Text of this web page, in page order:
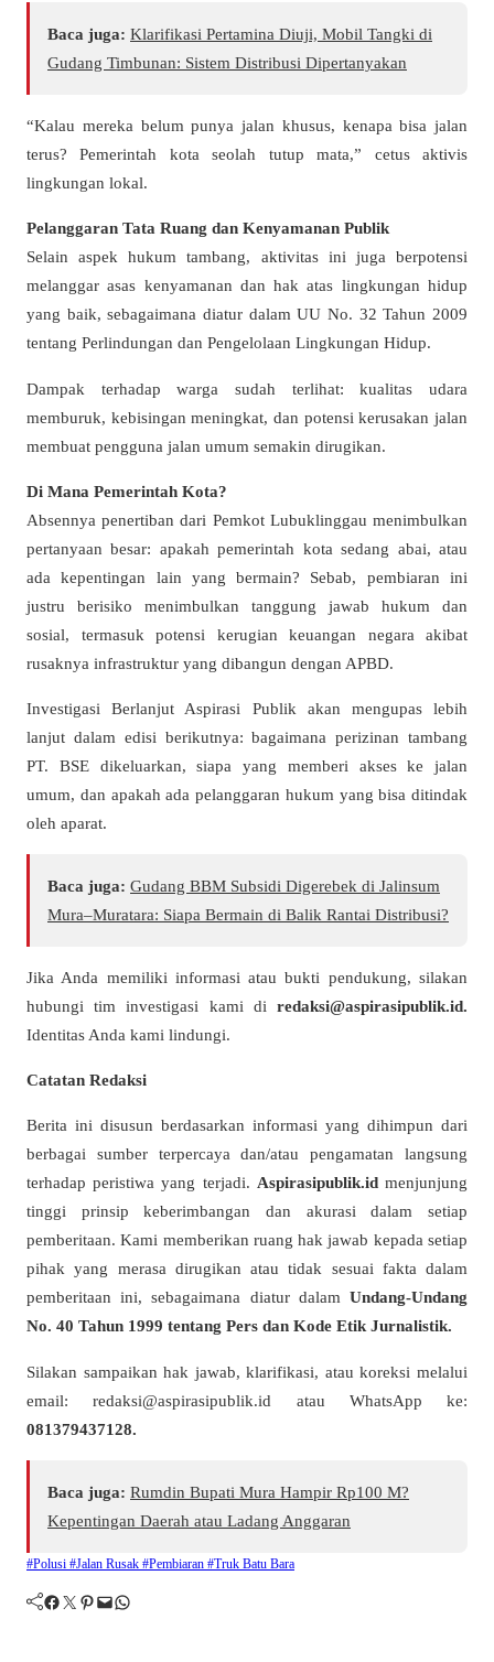
Baca juga: Klarifikasi Pertamina Diuji, Mobil Tangki di
Gudang Timbunan: Sistem Distribusi Dipertanyakan
“Kalau mereka belum punya jalan khusus, kenapa bisa jalan
terus? Pemerintah kota seolah tutup mata,” cetus aktivis
lingkungan lokal.
Pelanggaran Tata Ruang dan Kenyamanan Publik
Selain aspek hukum tambang, aktivitas ini juga berpotensi
melanggar asas kenyamanan dan hak atas lingkungan hidup
yang baik, sebagaimana diatur dalam UU No. 32 Tahun 2009
tentang Perlindungan dan Pengelolaan Lingkungan Hidup.
Dampak terhadap warga sudah terlihat: kualitas udara
memburuk, kebisingan meningkat, dan potensi kerusakan jalan
membuat pengguna jalan umum semakin dirugikan.
Di Mana Pemerintah Kota?
Absennya penertiban dari Pemkot Lubuklinggau menimbulkan
pertanyaan besar: apakah pemerintah kota sedang abai, atau
ada kepentingan lain yang bermain? Sebab, pembiaran ini
justru berisiko menimbulkan tanggung jawab hukum dan
sosial, termasuk potensi kerugian keuangan negara akibat
rusaknya infrastruktur yang dibangun dengan APBD.
Investigasi Berlanjut Aspirasi Publik akan mengupas lebih
lanjut dalam edisi berikutnya: bagaimana perizinan tambang
PT. BSE dikeluarkan, siapa yang memberi akses ke jalan
umum, dan apakah ada pelanggaran hukum yang bisa ditindak
oleh aparat.
Baca juga: Gudang BBM Subsidi Digerebek di Jalinsum
Mura–Muratara: Siapa Bermain di Balik Rantai Distribusi?
Jika Anda memiliki informasi atau bukti pendukung, silakan
hubungi tim investigasi kami di redaksi@aspirasipublik.id.
Identitas Anda kami lindungi.
Catatan Redaksi
Berita ini disusun berdasarkan informasi yang dihimpun dari
berbagai sumber terpercaya dan/atau pengamatan langsung
terhadap peristiwa yang terjadi. Aspirasipublik.idmenjunjung
tinggi prinsip keberimbangan dan akurasi dalam setiap
pemberitaan. Kami memberikan ruang hak jawab kepada setiap
pihak yang merasa dirugikan atau tidak sesuai fakta dalam
pemberitaan ini, sebagaimana diatur dalam Undang-Undang
No. 40 Tahun 1999 tentang Pers dan Kode Etik Jurnalistik.
Silakan sampaikan hak jawab, klarifikasi, atau koreksi melalui
email:redaksi@aspirasipublik.id atau WhatsApp ke:
081379437128.
Baca juga: Rumdin Bupati Mura Hampir Rp100 M?
Kepentingan Daerah atau Ladang Anggaran
#Polusi #Jalan Rusak #Pembiaran #Truk Batu Bara
Facebook Twitter Pinterest Mail WhatsApp